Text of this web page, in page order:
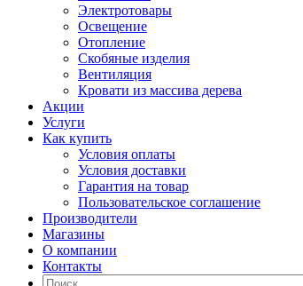
Электротовары
Освещение
Отопление
Скобяные изделия
Вентиляция
Кровати из массива дерева
Акции
Услуги
Как купить
Условия оплаты
Условия доставки
Гарантия на товар
Пользовательское соглашение
Производители
Магазины
О компании
Контакты